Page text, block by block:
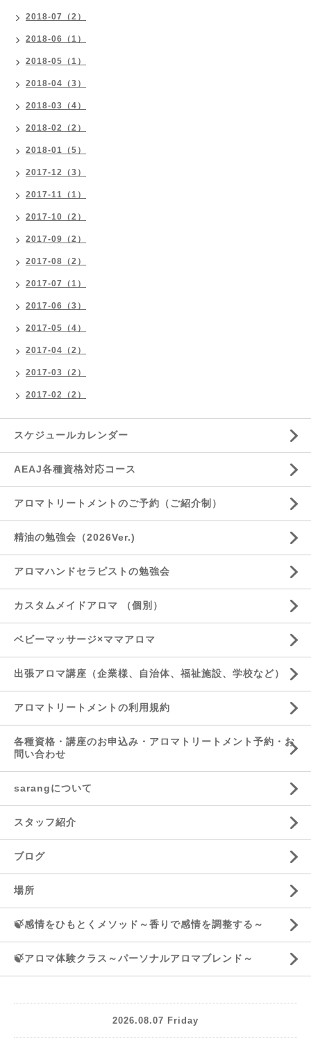
2018-07（2）
2018-06（1）
2018-05（1）
2018-04（3）
2018-03（4）
2018-02（2）
2018-01（5）
2017-12（3）
2017-11（1）
2017-10（2）
2017-09（2）
2017-08（2）
2017-07（1）
2017-06（3）
2017-05（4）
2017-04（2）
2017-03（2）
2017-02（2）
スケジュールカレンダー
AEAJ各種資格対応コース
アロマトリートメントのご予約（ご紹介制）
精油の勉強会（2026Ver.)
アロマハンドセラピストの勉強会
カスタムメイドアロマ （個別）
ベビーマッサージ×ママアロマ
出張アロマ講座（企業様、自治体、福祉施設、学校など）
アロマトリートメントの利用規約
各種資格・講座のお申込み・アロマトリートメント予約・お
問い合わせ
sarangについて
スタッフ紹介
ブログ
場所
🍃感情をひもとくメソッド～香りで感情を調整する～
🍃アロマ体験クラス～パーソナルアロマブレンド～
2026.08.07 Friday